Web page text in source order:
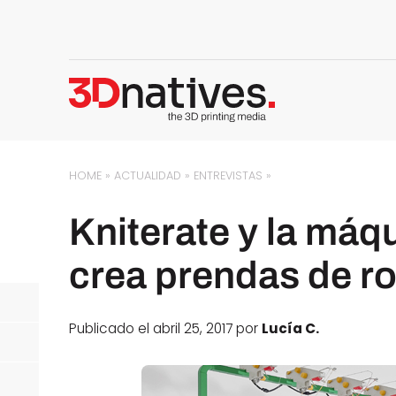
HOME »ACTUALIDAD » ENTREVISTAS »
Kniterate y la
crea prendas de
Publicado el abril 25, 2017 por Lucía C.